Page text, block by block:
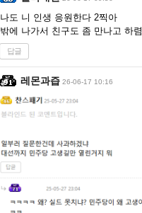
나도 니 인생 응원한다 2찍아
밖에 나가서 친구도 좀 만나고 하렴
답글
레몬과즙 26-06-17 10:16